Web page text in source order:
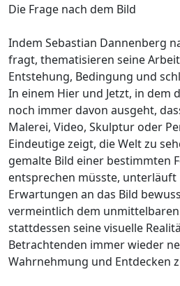
Die Frage nach dem Bild
Indem Sebastian Dannenberg
fragt, thematisieren seine
Entstehung, Bedingung und
In einem Hier und Jetzt, in dem
noch immer davon ausgeht,
Malerei, Video, Skulptur oder
Eindeutige zeigt, die Welt zu
gemalte Bild einer bestimmten
entsprechen müsste, unterläuft
Erwartungen an das Bild
vermeintlich dem
stattdessen seine visuelle
Betrachtenden immer wieder
Wahrnehmung und Entdecken